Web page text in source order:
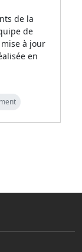
de la
de
mise à jour
en